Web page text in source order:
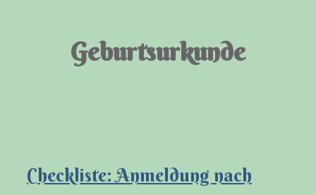
Geburtsurkunde
Checkliste: Anmeldung nach